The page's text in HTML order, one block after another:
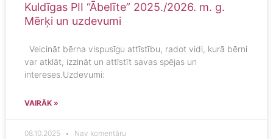
Kuldīgas PII “Ābelīte” 2025./2026. m. g.
Mērķi un uzdevumi
Veicināt bērna vispusīgu attīstību, radot vidi, kurā bērni
var atklāt, izzināt un attīstīt savas spējas un
intereses.Uzdevumi:
VAIRĀK »
08.10.2025 Nav komentāru